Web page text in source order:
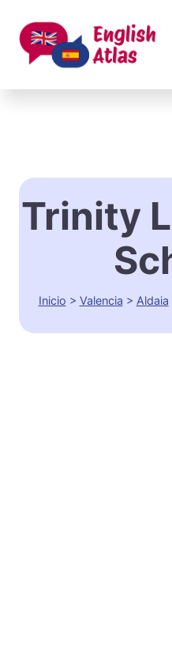
contenido
Trinity
Inicio > Valencia > Aldaia